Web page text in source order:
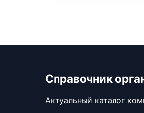
Справочник
Актуальный каталог